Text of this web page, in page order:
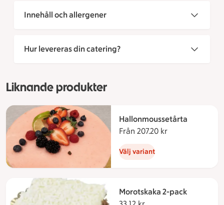
Innehåll och allergener
Hur levereras din catering?
Liknande produkter
Hallonmoussetårta
Från 207.20 kr
Välj variant
Morotskaka 2-pack